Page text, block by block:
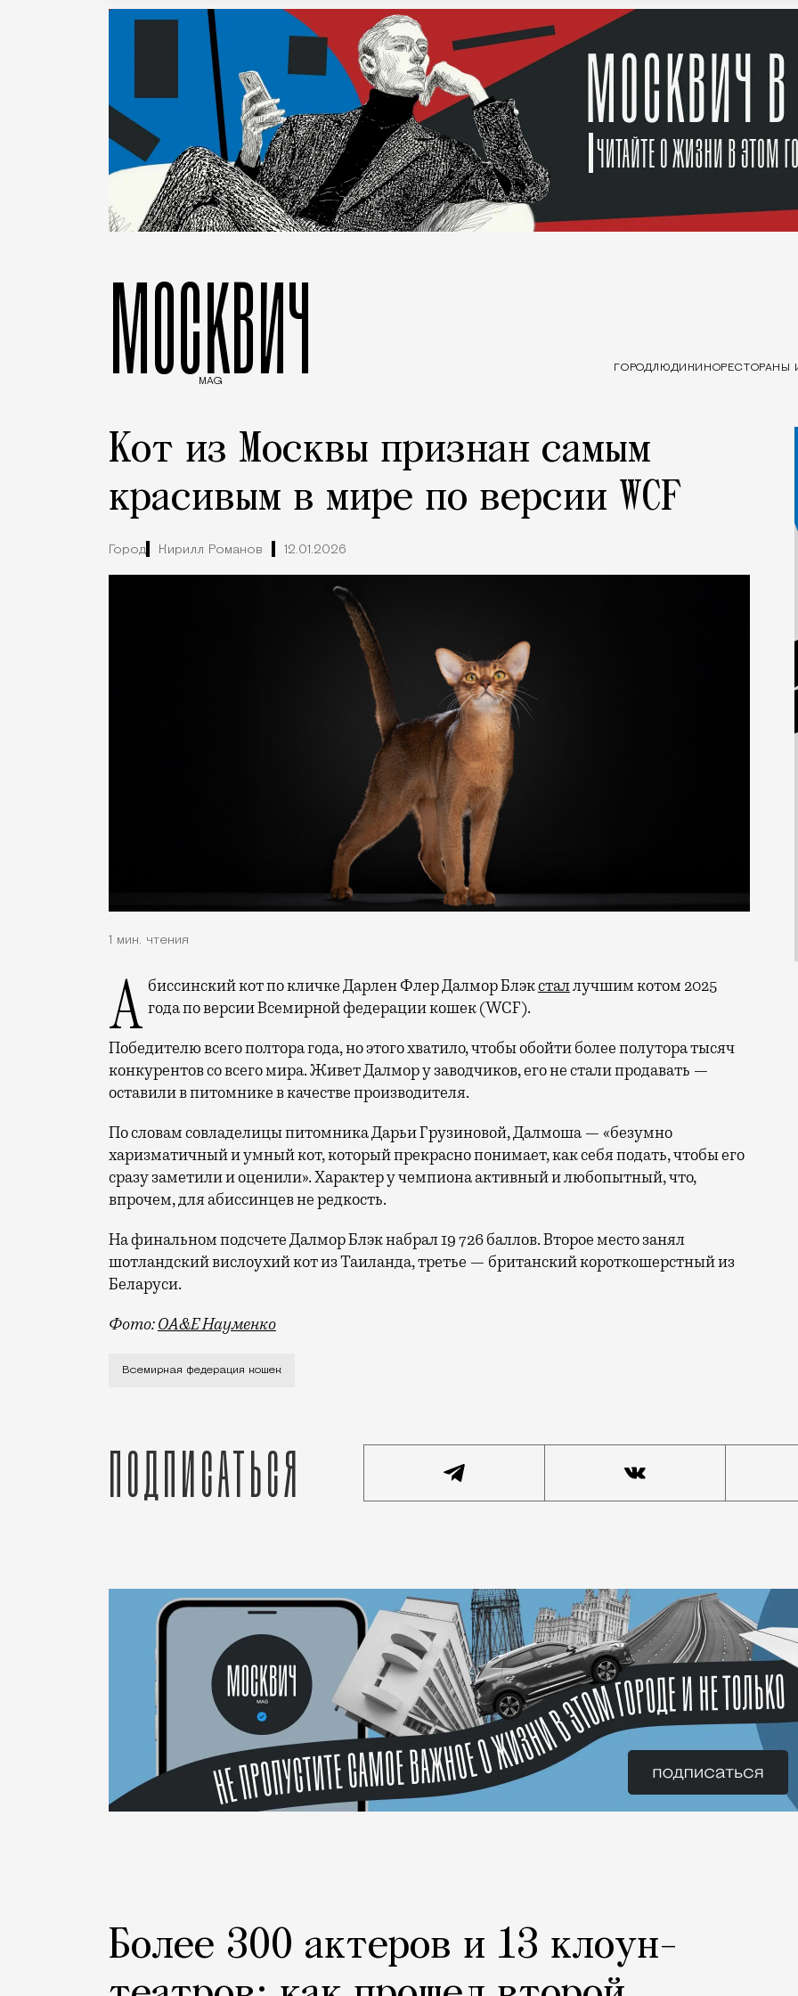
МОСКВИЧ
MAG
ГОРОДЛЮДИ КИНОРЕСТОРАНЫ
Кот из Москвы признан самым
красивым в мире по версии WCF
Город Кирилл Романов 12.01.2026
1 мин. чтения
Абиссинский кот по кличке Дарлен Флер Далмор Блэксталлучшим котом 2025
года по версии Всемирной федерации кошек (WCF).
Победителю всего полтора года, но этого хватило, чтобы обойти более полутора тысяч
конкурентов со всего мира. Живет Далмор у заводчиков, его не стали продавать —
оставили в питомнике в качестве производителя.
По словам совладелицы питомника Дарьи Грузиновой, Далмоша — «безумно
харизматичный и умный кот, который прекрасно понимает, как себя подать, чтобы его
сразу заметили и оценили». Характер у чемпиона активный и любопытный, что,
впрочем, для абиссинцев не редкость.
На финальном подсчете Далмор Блэк набрал 19 726 баллов. Второе место занял
шотландский вислоухий кот из Таиланда, третье — британский короткошерстный из
Беларуси.
Фото:ОА&E Науменко
Абиссинский кот по кличке Дарлен Флер Далмор Блэк стал лучшим котом 2025 года по
Всемирная федерация кошек
Подписаться
Более 300 актеров и 13 клоун-